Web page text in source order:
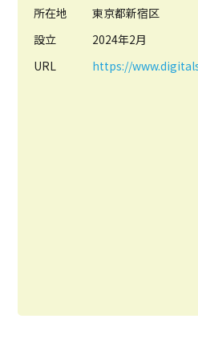
所在地
東京都新宿区
設立
2024年2月
URL
https://